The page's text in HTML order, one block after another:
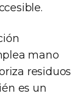
mano
residuos
es un